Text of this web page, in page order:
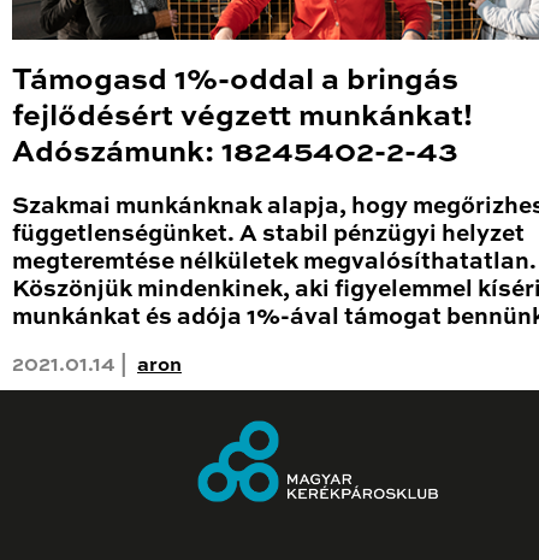
Támogasd 1%-oddal a bringás
fejlődésért végzett munkánkat!
Adószámunk: 18245402-2-43
Szakmai munkánknak alapja, hogy
függetlenségünket. A stabil pénzügyi helyzet
megteremtése nélkületek megvalósíthatatlan.
Köszönjük mindenkinek, aki figyelemmel
munkánkat és adója 1%-ával támogat
2021.01.14 | aron